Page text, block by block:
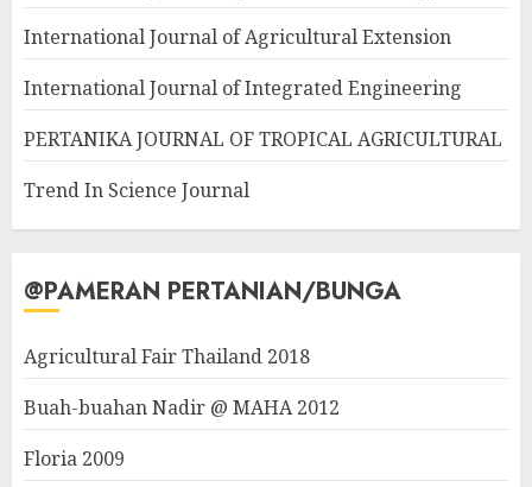
International Journal of Agricultural Extension
International Journal of Integrated Engineering
PERTANIKA JOURNAL OF TROPICAL AGRICULTURAL
Trend In Science Journal
@PAMERAN PERTANIAN/BUNGA
Agricultural Fair Thailand 2018
Buah-buahan Nadir @ MAHA 2012
Floria 2009